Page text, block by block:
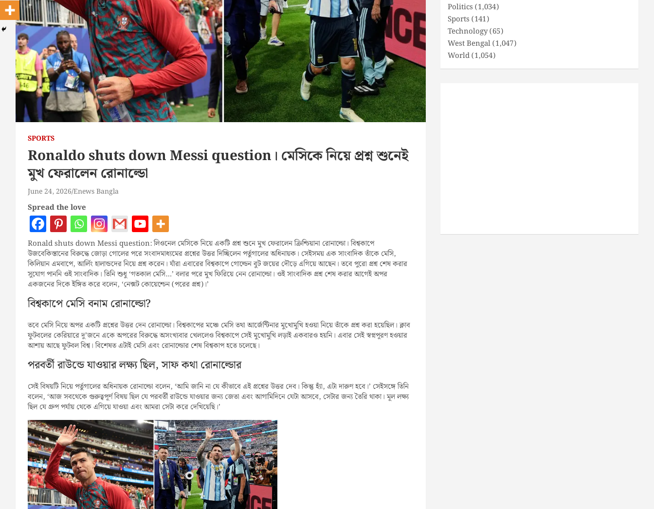
SPORTS
Ronaldo shuts down Messi question। মেসিকে নিয়ে প্রশ্ন শুনেই
মুখ ফেরালেন রোনাল্ডো
June 24, 2026 Enews Bangla
Spread the love
Ronald shuts down Messi question: লিওনেল মেসিকে নিয়ে একটি প্রশ্ন শুনে মুখ ফেরালেন ক্রিশ্চিয়ানা রোনাল্ডো। বিশ্বকাপে
উজবেকিস্তানের বিরুদ্ধে জোড়া গোলের পরে সংবাদমাধ্যমের প্রশ্নের উত্তর দিচ্ছিলেন পর্তুগালের অধিনায়ক। সেইসময় এক সাংবাদিক তাঁকে মেসি,
কিলিয়ান এমবাপে, আর্লিং হালান্ডদের নিয়ে প্রশ্ন করেন। যাঁরা এবারের বিশ্বকাপে গোল্ডেন বুট জয়ের দৌড়ে এগিয়ে আছেন। তবে পুরো প্রশ্ন শেষ করার
সুযোগ পাননি ওই সাংবাদিক। তিনি শুধু ‘গতকাল মেসি…’ বলার পরে মুখ ফিরিয়ে নেন রোনাল্ডো। ওই সাংবাদিক প্রশ্ন শেষ করার আগেই অপর
একজনের দিকে ইঙ্গিত করে বলেন, ‘নেক্সট কোয়েশ্চেন (পরের প্রশ্ন)।’
বিশ্বকাপে মেসি বনাম রোনাল্ডো?
তবে মেসি নিয়ে অপর একটি প্রশ্নের উত্তর দেন রোনাল্ডো। বিশ্বকাপের মঞ্চে মেসি তথা আর্জেন্টিনার মুখোমুখি হওয়া নিয়ে তাঁকে প্রশ্ন করা হয়েছিল। ক্লাব
ফুটবলের কেরিয়ারে দু’জনে একে অপরের বিরুদ্ধে অসংখ্যবার খেললেও বিশ্বকাপে সেই মুখোমুখি লড়াই একবারও হয়নি। এবার সেই স্বপ্নপূরণ হওয়ার
আশায় আছে ফুটবল বিশ্ব। বিশেষত এটাই মেসি এবং রোনাল্ডোর শেষ বিশ্বকাপ হতে চলেছে।
পরবর্তী রাউন্ডে যাওয়ার লক্ষ্য ছিল, সাফ কথা রোনাল্ডোর
সেই বিষয়টি নিয়ে পর্তুগালের অধিনায়ক রোনাল্ডো বলেন, ‘আমি জানি না যে কীভাবে এই প্রশ্নের উত্তর দেব। কিন্তু হ্যাঁ, এটা দারুণ হবে।’ সেইসঙ্গে তিনি
বলেন, ‘আজ সবথেকে গুরুত্বপূর্ণ বিষয় ছিল যে পরবর্তী রাউন্ডে যাওয়ার জন্য জেতা এবং আগামিদিনে যেটা আসবে, সেটার জন্য তৈরি থাকা। মূল লক্ষ্য
ছিল যে গ্রুপ পর্যায় থেকে এগিয়ে যাওয়া এবং আমরা সেটা করে দেখিয়েছি।’
Politics (1,034)
Sports (141)
Technology(65)
West Bengal(1,047)
World(1,054)